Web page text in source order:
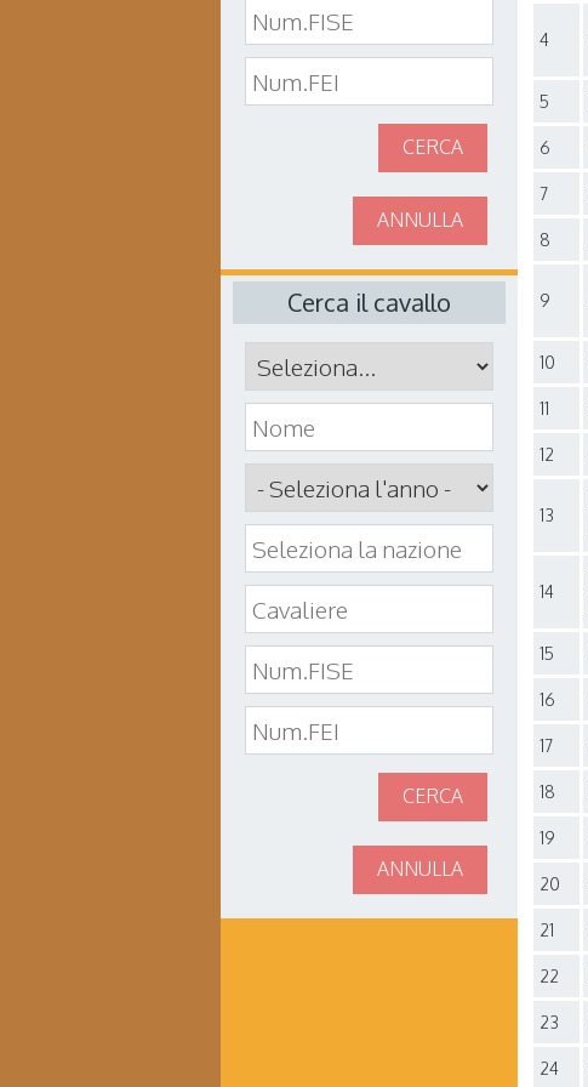
CERCA
ANNULLA
Cerca il cavallo
CERCA
ANNULLA
4
5
6
7
8
9
10
11
12
13
14
15
16
17
18
19
20
21
22
23
24